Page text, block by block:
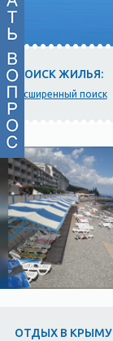
ПОИСК ЖИЛЬЯ:
расширенный поиск
ОТДЫХ В КРЫМУ